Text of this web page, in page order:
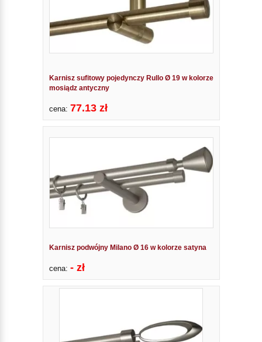
Karnisz sufitowy pojedynczy Rullo Ø 19 w kolorze
mosiądz antyczny
cena: 77.13 zł
Karnisz podwójny Milano Ø 16 w kolorze satyna
cena: - zł